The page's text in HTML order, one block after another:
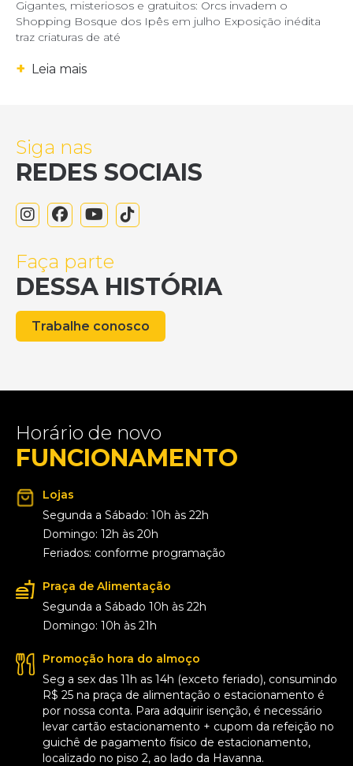
Gigantes, misteriosos e gratuitos: Orcs invadem o
Shopping Bosque dos Ipês em julho Exposição inédita
traz criaturas de até
+ Leia mais
Siga nas
REDES SOCIAIS
Faça parte
DESSA HISTÓRIA
Trabalhe conosco
Horário de novo
FUNCIONAMENTO
Lojas
Segunda a Sábado: 10h às 22h
Domingo: 12h às 20h
Feriados: conforme programação
Praça de Alimentação
Segunda a Sábado 10h às 22h
Domingo: 10h às 21h
Promoção hora do almoço
Seg a sex das 11h as 14h (exceto feriado), consumindo
R$ 25 na praça de alimentação o estacionamento é
por nossa conta. Para adquirir isenção, é necessário
levar cartão estacionamento + cupom da refeição no
guichê de pagamento físico de estacionamento,
localizado no piso 2, ao lado da Havanna.